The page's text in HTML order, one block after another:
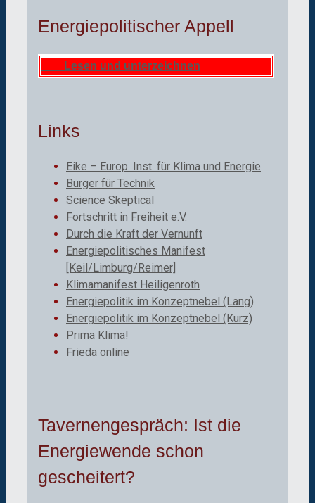
Energiepolitischer Appell
Lesen und unterzeichnen
Links
Eike – Europ. Inst. für Klima und Energie
Bürger für Technik
Science Skeptical
Fortschritt in Freiheit e.V.
Durch die Kraft der Vernunft
Energiepolitisches Manifest
[Keil/Limburg/Reimer]
Klimamanifest Heiligenroth
Energiepolitik im Konzeptnebel (Lang)
Energiepolitik im Konzeptnebel (Kurz)
Prima Klima!
Frieda online
Tavernengespräch: Ist die
Energiewende schon
gescheitert?